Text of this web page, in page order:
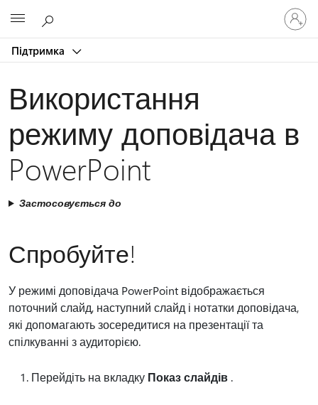
Підтримка
Увійдіть
свій
запис
Використання
режиму доповідача в
PowerPoint
Застосовується до
Спробуйте!
У режимі доповідача PowerPoint відображається
поточний слайд, наступний слайд і нотатки доповідача,
які допомагають зосередитися на презентації та
спілкуванні з аудиторією.
Перейдіть на вкладку Показ слайдів .